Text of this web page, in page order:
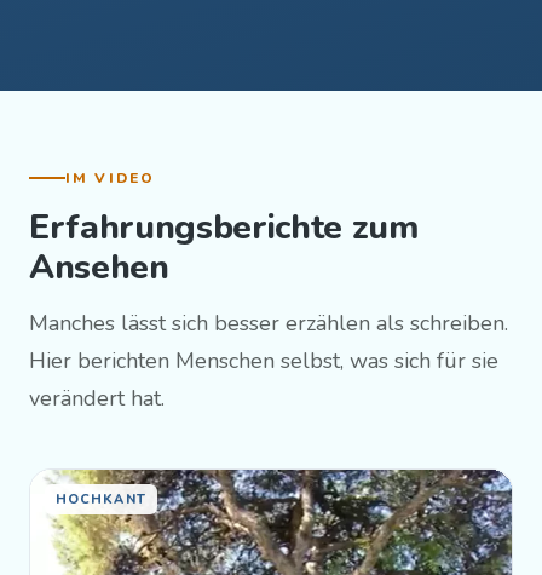
IM VIDEO
Erfahrungsberichte zum
Ansehen
Manches lässt sich besser erzählen als schreiben.
Hier berichten Menschen selbst, was sich für sie
verändert hat.
HOCHKANT